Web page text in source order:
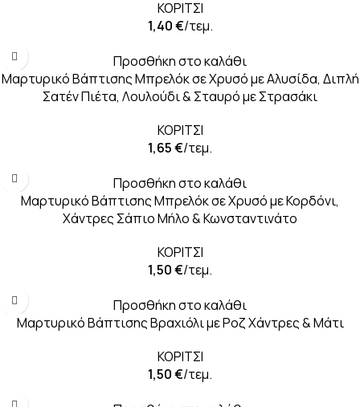
ΚΟΡΙΤΣΙ
1,40€/τεμ.
Προσθήκη στο καλάθι
Μαρτυρικό Βάπτισης Μπρελόκ σε Χρυσό με Αλυσίδα, Διπλή
Σατέν Πιέτα, Λουλούδι & Σταυρό με Στρασάκι
ΚΟΡΙΤΣΙ
1,65€/τεμ.
Προσθήκη στο καλάθι
Μαρτυρικό Βάπτισης Μπρελόκ σε Χρυσό με Κορδόνι,
Χάντρες Σάπιο Μήλο & Κωνσταντινάτο
ΚΟΡΙΤΣΙ
1,50€/τεμ.
Προσθήκη στο καλάθι
Μαρτυρικό Βάπτισης Βραχιόλι με Ροζ Χάντρες & Μάτι
ΚΟΡΙΤΣΙ
1,50€/τεμ.